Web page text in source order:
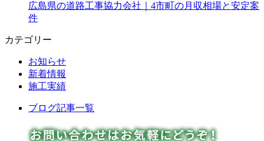
広島県の道路工事協力会社｜4市町の月収相場と安定案
件
カテゴリー
お知らせ
新着情報
施工実績
ブログ記事一覧